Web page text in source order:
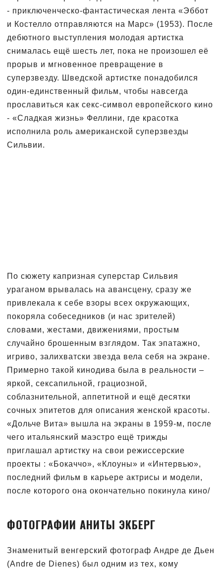
- приключенческо-фантастическая лента «Эббот
и Костелло отправляются на Марс» (1953). После
дебютного выступления молодая артистка
снималась ещё шесть лет, пока не произошел её
прорыв и мгновенное превращение в
суперзвезду. Шведской артистке понадобился
один-единственный фильм, чтобы навсегда
прославиться как секс-символ европейского кино
- «Сладкая жизнь» Феллини, где красотка
исполнила роль американской суперзвезды
Сильвии.
По сюжету капризная суперстар Сильвия
ураганом врывалась на авансцену, сразу же
привлекала к себе взоры всех окружающих,
покоряла собеседников (и нас зрителей)
словами, жестами, движениями, простым
случайно брошенным взглядом. Так эпатажно,
игриво, залихватски звезда вела себя на экране.
Примерно такой кинодива была в реальности –
яркой, сексапильной, грациозной,
соблазнительной, аппетитной и ещё десятки
сочных эпитетов для описания женской красоты.
«Дольче Вита» вышла на экраны в 1959-м, после
чего итальянский маэстро ещё трижды
приглашал артистку на свои режиссерские
проекты : «Бокаччо», «Клоуны» и «Интервью»,
последний фильм в карьере актрисы и модели,
после которого она окончательно покинула кино/
ФОТОГРАФИИ АНИТЫ ЭКБЕРГ
Знаменитый венгерский фотограф Андре де Дьен
(Andre de Dienes) был одним из тех, кому